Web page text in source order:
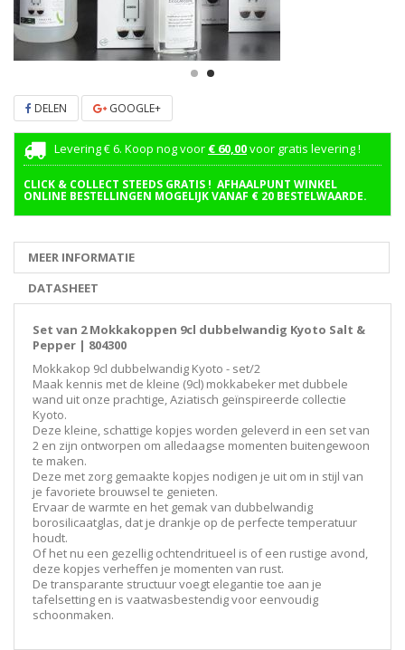
DELEN GOOGLE+
Levering € 6. Koop nog voor € 60,00voor gratis levering !
CLICK & COLLECT STEEDS GRATIS ! AFHAALPUNT WINKEL
ONLINE BESTELLINGEN MOGELIJK VANAF € 20 BESTELWAARDE.
MEER INFORMATIE
DATASHEET
Set van 2 Mokkakoppen 9cl dubbelwandig Kyoto Salt &
Pepper | 804300
Mokkakop 9cl dubbelwandig Kyoto - set/2
Maak kennis met de kleine (9cl) mokkabeker met dubbele
wand uit onze prachtige, Aziatisch geïnspireerde collectie
Kyoto.
Deze kleine, schattige kopjes worden geleverd in een set van
2 en zijn ontworpen om alledaagse momenten buitengewoon
te maken.
Deze met zorg gemaakte kopjes nodigen je uit om in stijl van
je favoriete brouwsel te genieten.
Ervaar de warmte en het gemak van dubbelwandig
borosilicaatglas, dat je drankje op de perfecte temperatuur
houdt.
Of het nu een gezellig ochtendritueel is of een rustige avond,
deze kopjes verheffen je momenten van rust.
De transparante structuur voegt elegantie toe aan je
tafelsetting en is vaatwasbestendig voor eenvoudig
schoonmaken.